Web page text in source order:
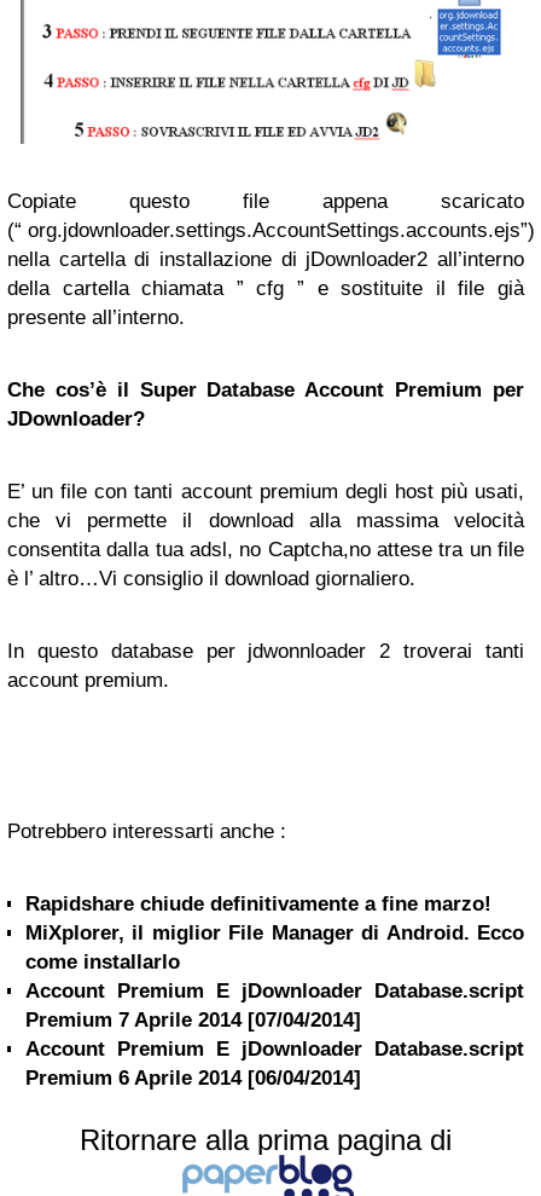
Copiate questo file appena scaricato
(“ org.jdownloader.settings.AccountSettings.accounts.ejs”)
nella cartella di installazione di jDownloader2 all’interno
della cartella chiamata ” cfg ” e sostituite il file già
presente all’interno.
Che cos’è il Super Database Account Premium per
JDownloader?
E’ un file con tanti account premium degli host più usati,
che vi permette il download alla massima velocità
consentita dalla tua adsl, no Captcha,no attese tra un file
è l’ altro…Vi consiglio il download giornaliero.
In questo database per jdwonnloader 2 troverai tanti
account premium.
Potrebbero interessarti anche :
Rapidshare chiude definitivamente a fine marzo!
MiXplorer, il miglior File Manager di Android. Ecco
come installarlo
Account Premium E jDownloader Database.script
Premium 7 Aprile 2014 [07/04/2014]
Account Premium E jDownloader Database.script
Premium 6 Aprile 2014 [06/04/2014]
Ritornare alla prima pagina di